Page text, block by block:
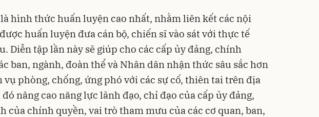
hình thức huấn luyện cao nhất, nhằm liên kết các nội
huấn luyện đưa cán bộ, chiến sĩ vào sát với thực tế
Diễn tập lần này sẽ giúp cho các cấp ủy đảng, chính
ban, ngành, đoàn thể và Nhân dân nhận thức sâu sắc hơn
vụ phòng, chống, ứng phó với các sự cố, thiên tai trên địa
đó nâng cao năng lực lãnh đạo, chỉ đạo của cấp ủy đảng,
của chính quyền, vai trò tham mưu của các cơ quan, ban,